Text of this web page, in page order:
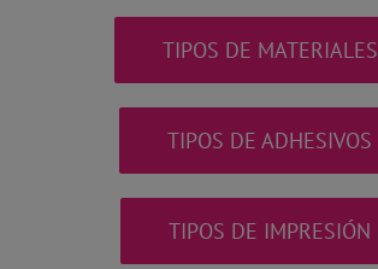
TIPOS DE MATERIALES
TIPOS DE ADHESIVOS
TIPOS DE IMPRESIÓN